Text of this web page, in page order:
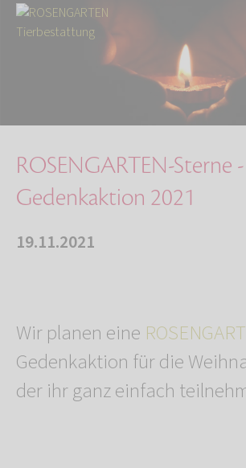
Aktuelles
ROSENGARTEN-Sterne - Gedenkaktion 2021
ROSENGARTEN-Sterne -
Gedenkaktion 2021
19.11.2021
Wir planen eine
Gedenkaktion für die
der ihr ganz einfach